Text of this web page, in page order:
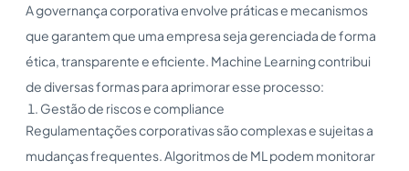
A governança corporativa envolve práticas e mecanismos
que garantem que uma empresa seja gerenciada de forma
ética, transparente e eficiente. Machine Learning contribui
de diversas formas para aprimorar esse processo:
Gestão de riscos e compliance
Regulamentações corporativas são complexas e sujeitas a
mudanças frequentes. Algoritmos de ML podem monitorar